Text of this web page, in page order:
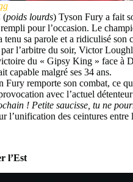
(poids lourds) Tyson Fury a fait
pour l’occasion. Le
sa parole et a ridiculisé son
l’arbitre du soir, Victor
du « Gipsy King » face à
capable malgré ses 34 ans.
Fury remporte son combat, ce
avec l’actuel
! Petite saucisse, tu ne
des ceintures entre
l’Est